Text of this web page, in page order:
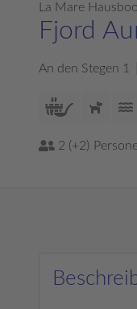
La Mare
Fjord
An den Stegen 1
2 (+2)